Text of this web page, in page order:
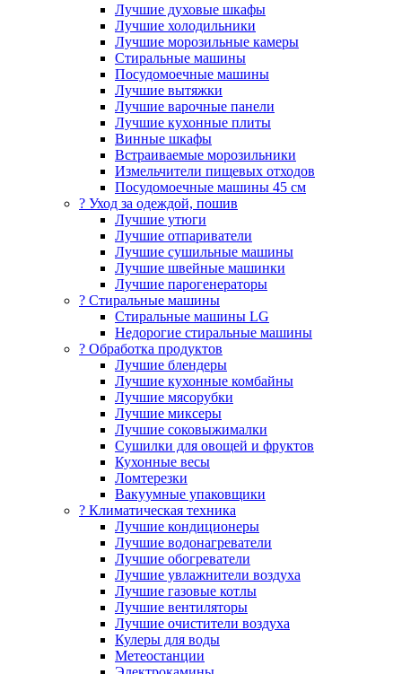
Лучшие духовые шкафы
Лучшие холодильники
Лучшие морозильные камеры
Стиральные машины
Посудомоечные машины
Лучшие вытяжки
Лучшие варочные панели
Лучшие кухонные плиты
Винные шкафы
Встраиваемые морозильники
Измельчители пищевых отходов
Посудомоечные машины 45 см
? Уход за одеждой, пошив
Лучшие утюги
Лучшие отпариватели
Лучшие сушильные машины
Лучшие швейные машинки
Лучшие парогенераторы
? Стиральные машины
Стиральные машины LG
Недорогие стиральные машины
? Обработка продуктов
Лучшие блендеры
Лучшие кухонные комбайны
Лучшие мясорубки
Лучшие миксеры
Лучшие соковыжималки
Сушилки для овощей и фруктов
Кухонные весы
Ломтерезки
Вакуумные упаковщики
?️ Климатическая техника
Лучшие кондиционеры
Лучшие водонагреватели
Лучшие обогреватели
Лучшие увлажнители воздуха
Лучшие газовые котлы
Лучшие вентиляторы
Лучшие очистители воздуха
Кулеры для воды
Метеостанции